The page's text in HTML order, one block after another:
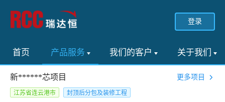
登录
首页 产品服务 我们的客户 关于我们
新******芯项目 更多项目
江苏省连云港市
封顶后分包及装修工程